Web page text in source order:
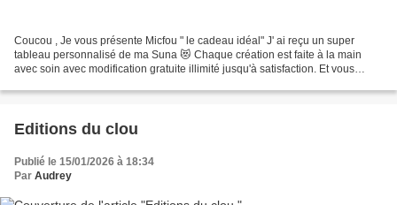
Coucou , Je vous présente Micfou " le cadeau idéal" J' ai reçu un super
tableau personnalisé de ma Suna 😻 Chaque création est faite à la main
avec soin avec modification gratuite illimité jusqu'à satisfaction. Et vous
Editions du clou
Publié le 15/01/2026 à 18:34
Par Audrey